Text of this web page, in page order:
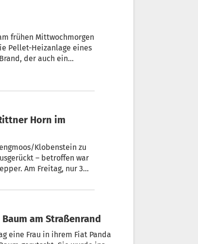
frühen Mittwochmorgen
Pellet-Heizanlage eines
der auch ein
Klobenstein zu
– betroffen war
Am Freitag, nur 3
bis zum Ende der
am Straßenrand
eine Frau in ihrem Fiat Panda